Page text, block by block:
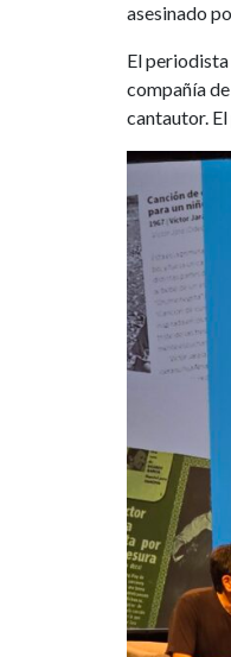
asesinado
El
compañía
cantautor.